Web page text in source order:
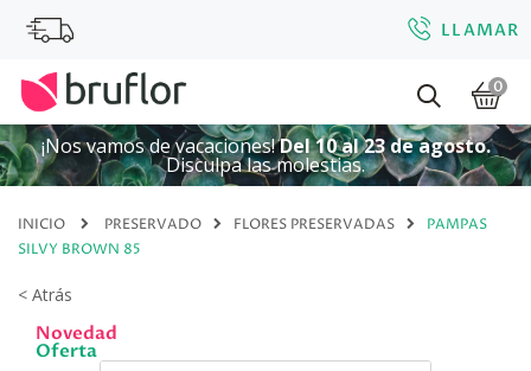
LLAMAR
0
¡Nos vamos de vacaciones!Del 10 al 23 de agosto.
Disculpa las molestias.
INICIO PRESERVADO FLORES PRESERVADAS
PAMPAS
SILVY BROWN 85
< Atrás
Novedad
Oferta